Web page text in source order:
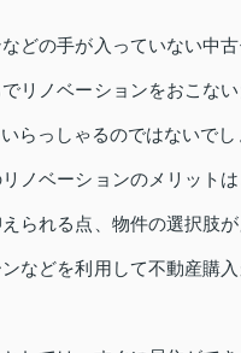
どの手が入っていない中
リノベーションをおこない
らっしゃるのではないでし
ノベーションのメリット
られる点、物件の選択肢が
などを利用して不動産購